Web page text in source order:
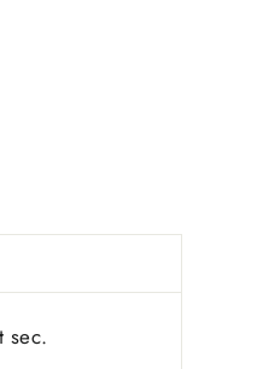
sec.